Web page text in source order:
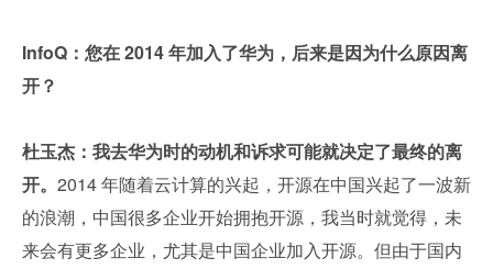
InfoQ：您在 2014 年加入了华为，后来是因为什么原因离
开？
杜玉杰：我去华为时的动机和诉求可能就决定了最终的离
开。 2014 年随着云计算的兴起，开源在中国兴起了一波新
的浪潮，中国很多企业开始拥抱开源，我当时就觉得，未
来会有更多企业，尤其是中国企业加入开源。但由于国内